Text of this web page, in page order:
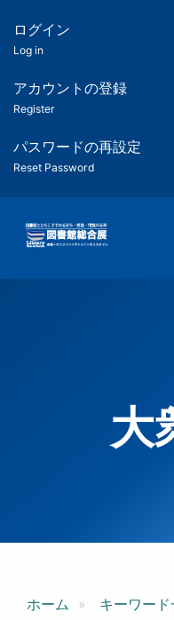
ツ
匿
名
ユ
ー
ー
用
メ
ログイン
Log in
アカウントの登録
Register
パスワードの再設定
Reset Password
大
ホーム キーワード